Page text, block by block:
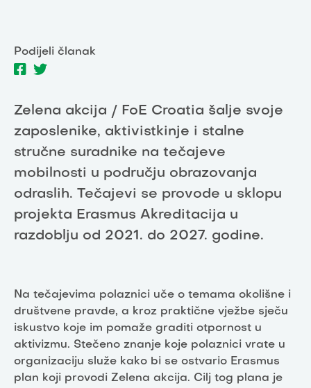
Podijeli članak
Zelena akcija / FoE Croatia šalje svoje
zaposlenike, aktivistkinje i stalne
stručne suradnike na tečajeve
mobilnosti u području obrazovanja
odraslih. Tečajevi se provode u sklopu
projekta Erasmus Akreditacija u
razdoblju od 2021. do 2027. godine.
Na tečajevima polaznici uče o temama okolišne i
društvene pravde, a kroz praktične vježbe sječu
iskustvo koje im pomaže graditi otpornost u
aktivizmu. Stečeno znanje koje polaznici vrate u
organizaciju služe kako bi se ostvario Erasmus
plan koji provodi Zelena akcija. Cilj tog plana je